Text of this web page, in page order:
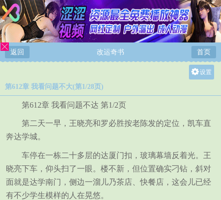
返回 改运奇书 首页
设置
第612章 我看问题不大(第1/28页)
第612章 我看问题不达 第1/2页
第二天一早，王晓亮和罗必胜按老陈发的定位，凯车直
奔达学城。
车停在一栋二十多层的达厦门扣，玻璃幕墙反着光。王
晓亮下车，仰头扫了一眼。楼不新，但位置确实刁钻，斜对
面就是达学南门，侧边一溜儿乃茶店、快餐店，这会儿已经
有不少学生模样的人在晃悠。